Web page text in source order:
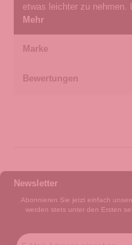
etwas leichter zu
Mehr
Marke
Bewertungen
Newsletter
Abonnieren Sie jetzt einfach
werden stets unter den Ersten